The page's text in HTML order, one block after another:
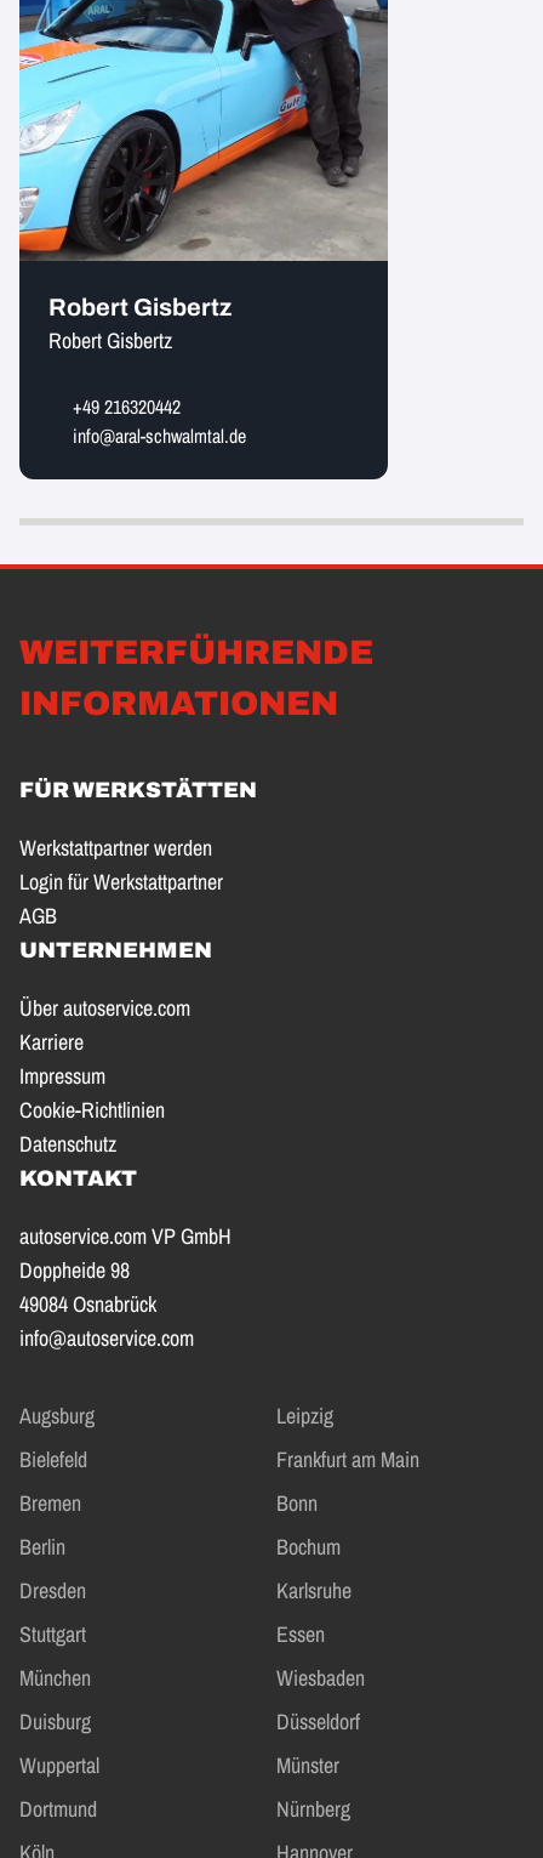
Robert Gisbertz
Robert Gisbertz
+49 216320442
info@aral-schwalmtal.de
WEITERFÜHRENDE
INFORMATIONEN
FÜR WERKSTÄTTEN
Werkstattpartner werden
Login für Werkstattpartner
AGB
UNTERNEHMEN
Über autoservice.com
Karriere
Impressum
Cookie-Richtlinien
Datenschutz
KONTAKT
autoservice.com VP GmbH
Doppheide 98
49084 Osnabrück
info@autoservice.com
Augsburg
Leipzig
Bielefeld
Frankfurt am Main
Bremen
Bonn
Berlin
Bochum
Dresden
Karlsruhe
Stuttgart
Essen
München
Wiesbaden
Duisburg
Düsseldorf
Wuppertal
Münster
Dortmund
Nürnberg